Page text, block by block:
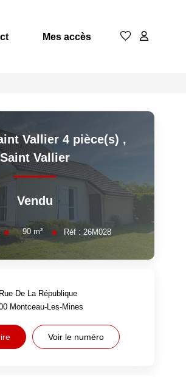
Mes accès
Vallier 4 pièce(s) ,
Saint Vallier
Vendu
90 m² Réf : 26M028
De La République
Montceau-Les-Mines
Voir le numéro